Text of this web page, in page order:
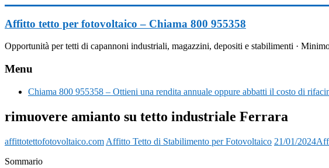
al
contenuto
Affitto tetto per fotovoltaico – Chiama 800 955358
Opportunità per tetti di capannoni industriali, magazzini, depositi e stabilimenti ·
Menu
Chiama 800 955358 – Ottieni una rendita annuale oppure abbatti il costo di
rimuovere amianto su tetto industriale Ferrara
affittotettofotovoltaico.com Affitto Tetto di Stabilimento per Fotovoltaico 21/01/2024
Sommario